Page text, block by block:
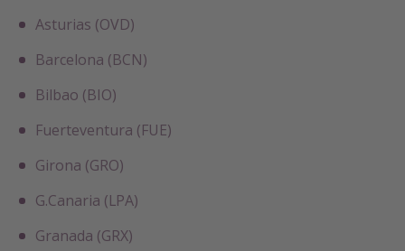
Asturias (OVD)
Barcelona (BCN)
Bilbao (BIO)
Fuerteventura (FUE)
Girona (GRO)
G.Canaria (LPA)
Granada (GRX)